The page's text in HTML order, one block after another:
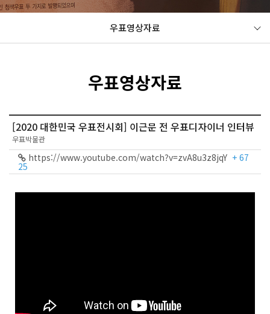
우표영상자료
우표영상자료
[2020 대한민국 우표전시회] 이근문 전 우표디자이너 인터뷰
우표박물관
https://www.youtube.com/watch?v=zvA8u3z8jqY + 67
25